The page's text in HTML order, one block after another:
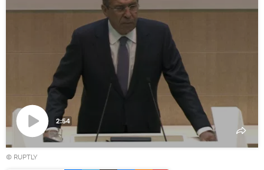
Воспроизвести
видео
2:54
© RUPTLY